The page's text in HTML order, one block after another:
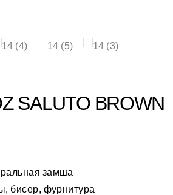
SALUTO BROWN
замша
бисер, фурнитура